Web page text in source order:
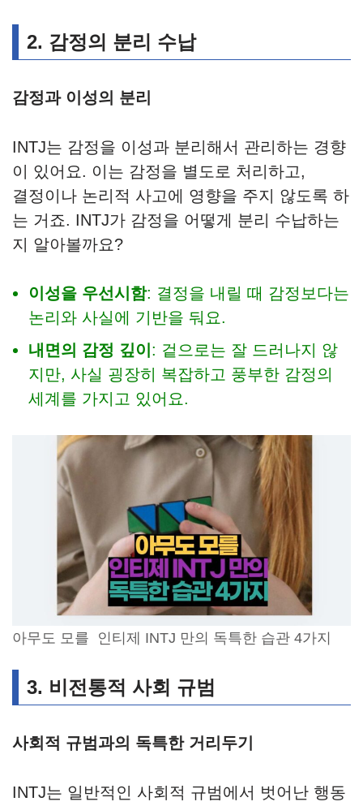
2. 감정의 분리 수납
감정과 이성의 분리
INTJ는 감정을 이성과 분리해서 관리하는 경향
이 있어요. 이는 감정을 별도로 처리하고,
결정이나 논리적 사고에 영향을 주지 않도록 하
는 거죠. INTJ가 감정을 어떻게 분리 수납하는
지 알아볼까요?
이성을 우선시함: 결정을 내릴 때 감정보다는
논리와 사실에 기반을 둬요.
내면의 감정 깊이 : 겉으로는 잘 드러나지 않
지만, 사실 굉장히 복잡하고 풍부한 감정의
세계를 가지고 있어요.
아무도 모를 인티제 INTJ 만의 독특한 습관 4가지
3. 비전통적 사회 규범
사회적 규범과의 독특한 거리두기
INTJ는 일반적인 사회적 규범에서 벗어난 행동